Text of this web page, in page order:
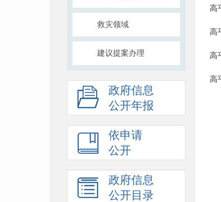
救灾领域
建议提案办理
政府信息
公开年报
依申请
公开
政府信息
公开目录
高
高
高
高